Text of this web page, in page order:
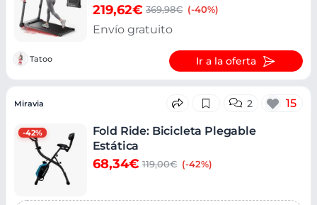
219,62€ 369,98€ (-40%)
Envío gratuito
Tatoo Ir a la oferta
-42%
Miravia 2 15
Fold Ride: Bicicleta Plegable
Estática
68,34€ 119,00€ (-42%)